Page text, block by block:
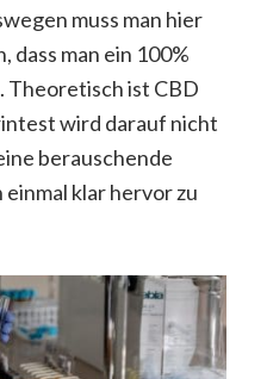
muss man hier
dass man ein 100%
Theoretisch ist CBD
wird darauf nicht
berauschende
klar hervor zu